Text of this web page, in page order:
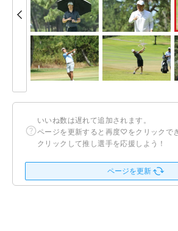
いいね数は遅れて追加されます。
ページを更新すると再度♡をクリックで
クリックして推し選手を応援しよう！
ページを更新